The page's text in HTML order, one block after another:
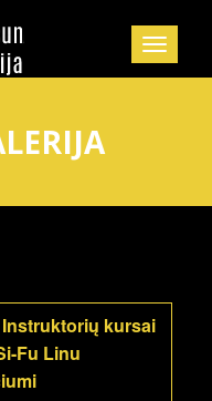
Instruktorių kursai
Fu Linu